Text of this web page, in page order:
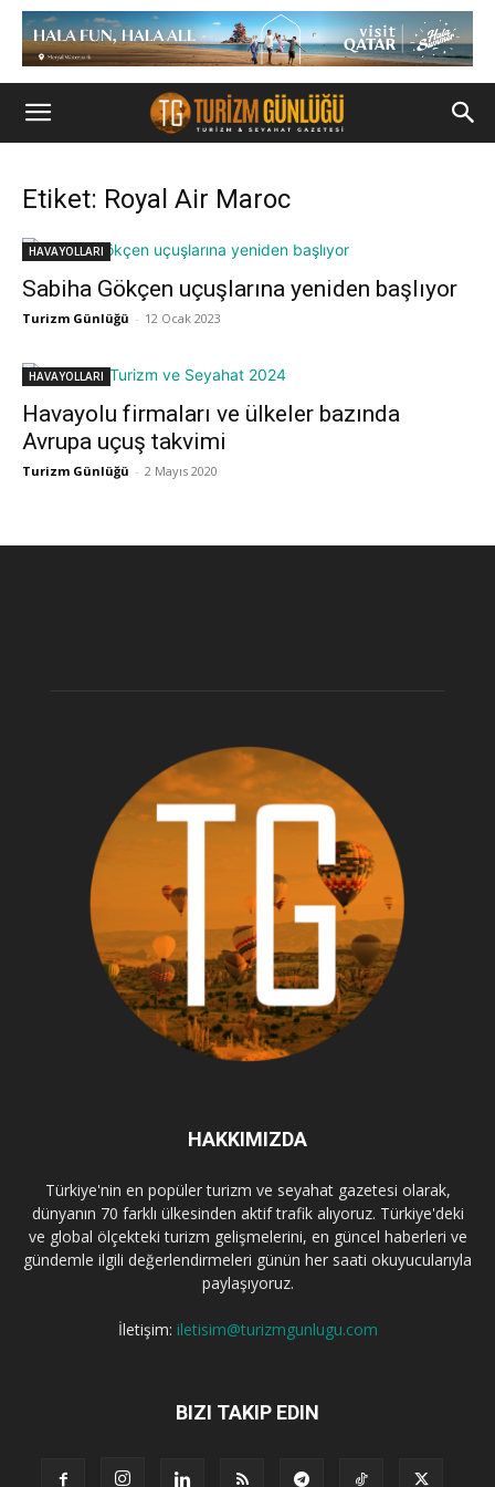
Etiket: Royal Air Maroc
HAVAYOLLARI
Sabiha Gökçen uçuşlarına yeniden başlıyor
Turizm Günlüğü - 12 Ocak 2023
HAVAYOLLARI
Havayolu firmaları ve ülkeler bazında
Avrupa uçuş takvimi
Turizm Günlüğü - 2 Mayıs 2020
HAKKIMIZDA
Türkiye'nin en popüler turizm ve seyahat gazetesi olarak,
dünyanın 70 farklı ülkesinden aktif trafik alıyoruz. Türkiye'deki
ve global ölçekteki turizm gelişmelerini, en güncel haberleri ve
gündemle ilgili değerlendirmeleri günün her saati okuyucularıyla
paylaşıyoruz.
İletişim: iletisim@turizmgunlugu.com
BIZI TAKIP EDIN